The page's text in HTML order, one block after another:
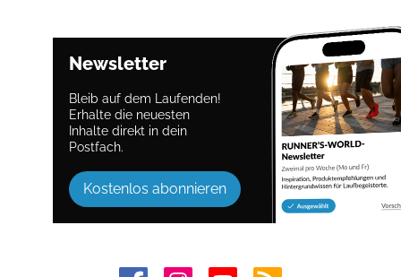
Newsletter
Bleib auf dem Laufenden!
Erhalte die neuesten
Inhalte direkt in dein
Postfach.
Kostenlos abonnieren